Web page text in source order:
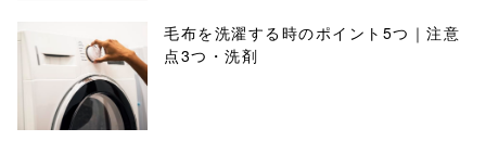
毛布を洗濯する時のポイント5つ｜注意
点3つ・洗剤